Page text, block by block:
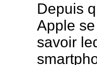
Depuis
Apple
savoir